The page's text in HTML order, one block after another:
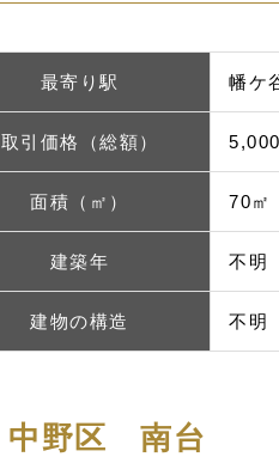
最寄り駅 幡ケ
取引価格（総額）
面積（㎡） 70㎡
建築年 不明
建物の構造 不明
中野区 南台